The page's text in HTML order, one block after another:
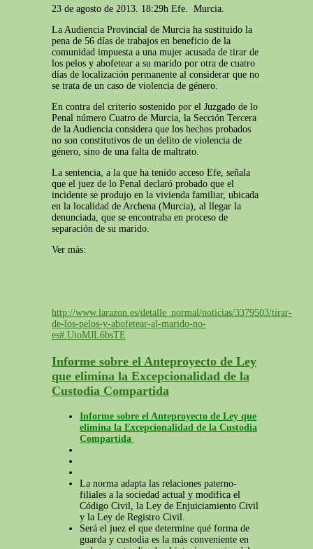
23 de agosto de 2013. 18:29h Efe. Murcia.
La Audiencia Provincial de Murcia ha sustituido la
pena de 56 días de trabajos en beneficio de la
comunidad impuesta a una mujer acusada de tirar de
los pelos y abofetear a su marido por otra de cuatro
días de localización permanente al considerar que no
se trata de un caso de violencia de género.
En contra del criterio sostenido por el Juzgado de lo
Penal número Cuatro de Murcia, la Sección Tercera
de la Audiencia considera que los hechos probados
no son constitutivos de un delito de violencia de
género, sino de una falta de maltrato.
La sentencia, a la que ha tenido acceso Efe, señala
que el juez de lo Penal declaró probado que el
incidente se produjo en la vivienda familiar, ubicada
en la localidad de Archena (Murcia), al llegar la
denunciada, que se encontraba en proceso de
separación de su marido.
Ver más:
http://www.larazon.es/detalle_normal/noticias/3379503/tirar-
de-los-pelos-y-abofetear-al-marido-no-
es#.UioMJL6bsTE
Informe sobre el Anteproyecto de Ley
que elimina la Excepcionalidad de la
Custodia Compartida
Informe sobre el Anteproyecto de Ley que
elimina la Excepcionalidad de la Custodia
Compartida
La norma adapta las relaciones paterno-
filiales a la sociedad actual y modifica el
Código Civil, la Ley de Enjuiciamiento Civil
y la Ley de Registro Civil.
Será el juez el que determine qué forma de
guarda y custodia es la más conveniente en